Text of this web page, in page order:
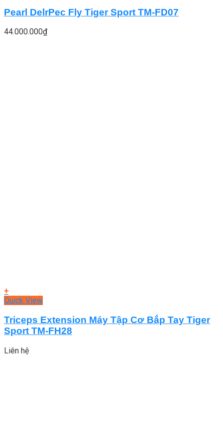
Pearl DelrPec Fly Tiger Sport TM-FD07
44.000.000₫
+
Quick View
Triceps Extension Máy Tập Cơ Bắp Tay Tiger
Sport TM-FH28
Liên hệ